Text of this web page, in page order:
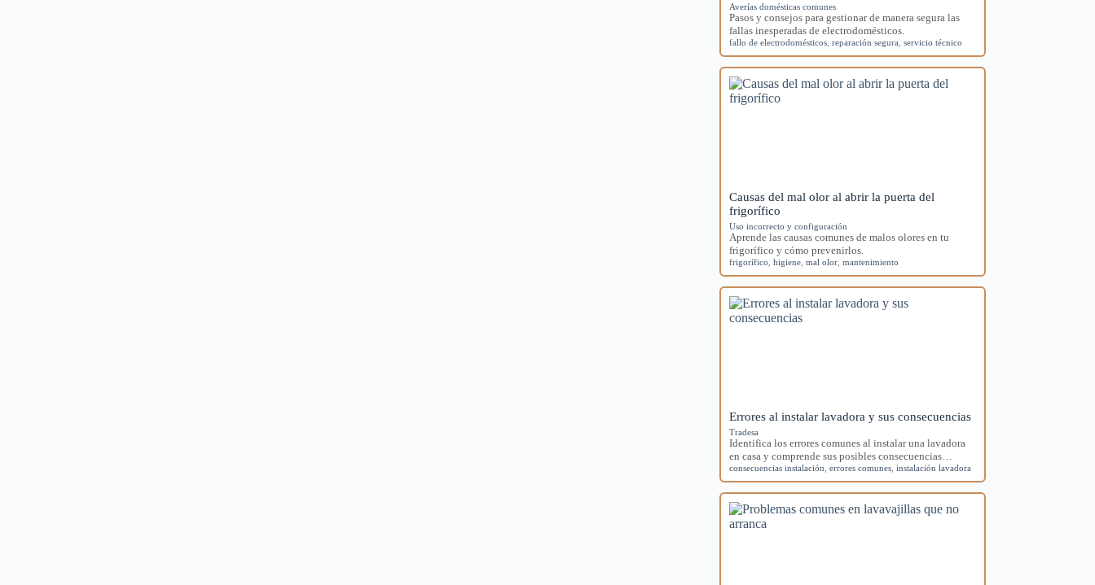
Averías domésticas comunes
Pasos y consejos para gestionar de manera segura las
fallas inesperadas de electrodomésticos.
fallo de electrodomésticos ,reparación segura ,servicio técnico
Causas del mal olor al abrir la puerta del
frigorífico
Uso incorrecto y configuración
Aprende las causas comunes de malos olores en tu
frigorífico y cómo prevenirlos.
frigorífico ,higiene ,mal olor ,mantenimiento
Errores al instalar lavadora y sus consecuencias
Tradesa
Identifica los errores comunes al instalar una lavadora
en casa y comprende sus posibles consecuencias…
consecuencias instalación ,errores comunes ,instalación lavadora